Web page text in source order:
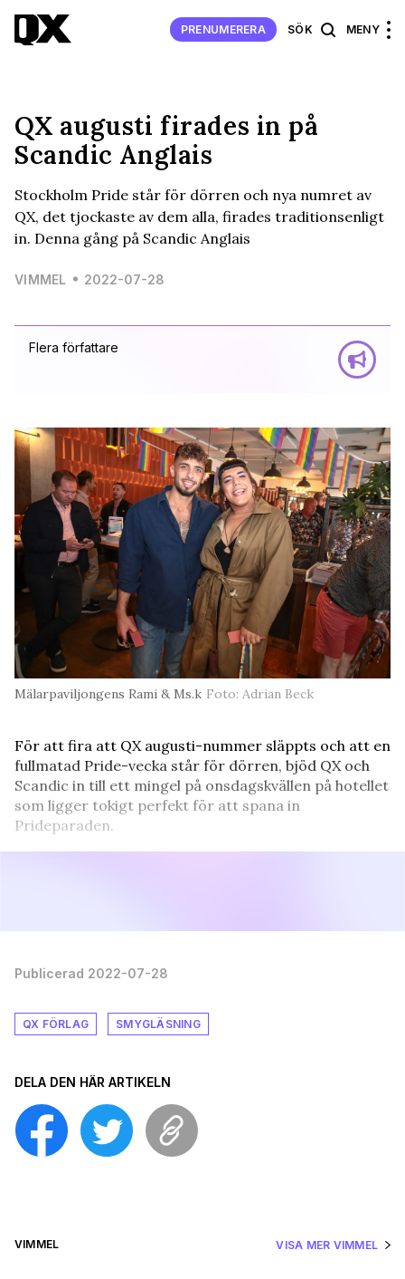
PRENUMERERA SÖK MENY
Flera författare
QX augusti firades in på
Scandic Anglais
Stockholm Pride står för dörren och nya numret av
QX, det tjockaste av dem alla, firades traditionsenligt
in. Denna gång på Scandic Anglais
VIMMEL 2022-07-28
Mälarpaviljongens Rami & Ms.k Foto: Adrian Beck
För att fira att QX augusti-nummer släppts och att en
fullmatad Pride-vecka står för dörren, bjöd QX och
Scandic in till ett mingel på onsdagskvällen på hotellet
som ligger tokigt perfekt för att spana in
Prideparaden.
Publicerad 2022-07-28
QX FÖRLAG SMYGLÄSNING
DELA DEN HÄR ARTIKELN
VIMMEL VISA MER VIMMEL